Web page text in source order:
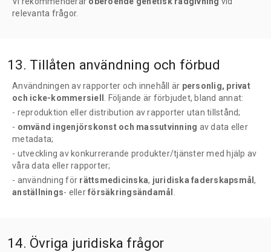
relevanta frågor.
13. Tillåten användning och förbud
Användningen av rapporter och innehåll är personlig, privat
och icke-kommersiell
. Följande är förbjudet, bland annat:
- reproduktion eller distribution av rapporter utan tillstånd;
- omvänd ingenjörskonst och massutvinning av data eller
metadata;
- utveckling av konkurrerande produkter/tjänster med hjälp av
våra data eller rapporter;
- användning för rättsmedicinska, juridiska faderskapsmål,
anställnings- ellerförsäkringsändamål
14. Övriga juridiska frågor